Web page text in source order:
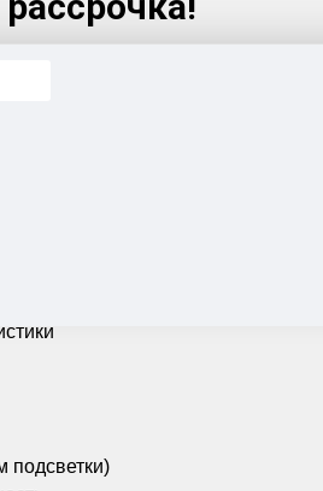
по всему Таможенному союзу.
подсветки)